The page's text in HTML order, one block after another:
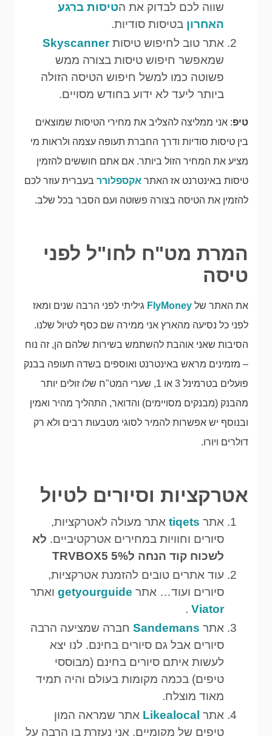
שווה לכם לבדוק את הטיסות ברגע
האחרון בטיסות סודיות.
אתר טוב לחיפוש טיסותSkyscanner
שמאפשר חיפוש טיסות בצורה ממש
פשוטה כמו למשל חיפוש הטיסה הזולה
ביותר ליעד לא ידוע בחודש מסויים.
טיפ: אני ממליצה להצליב את מחירי הטיסות שמוצאים
בין טיסות סודיות ודרך החברת תעופה עצמה ולראות מי
מציע את המחיר הזול ביותר. אם אתם חוששים להזמין
טיסות באינטרנט אז האתר אקספלורר בעברית עוזר לכם
להזמין את הטיסה בצורה פשוטה ועם הסבר בכל שלב.
המרת מט"ח לחו"ל לפני
טיסה
את האתר של FlyMoney גיליתי לפני הרבה שנים ומאז
לפני כל נסיעה מהארץ אני ממירה שם כסף לטיול שלנו.
הסיבות שאני אוהבת להשתמש בשירות שלהם הן, זה נוח
– מזמינים מראש באינטרנט ואוספים בשדה תעופה בבנק
פועלים בטרמינל 3 או 1, שערי המט"ח שלו זולים יותר
מהבנק (מבנקים מסויימים) והדואר, התהליך מהיר ואמין
ובנוסף יש אפשרות להמיר לסוגי מטבעות רבים ולא רק
דולרים ויורו.
אטרקציות וסיורים לטיול
אתר tiqets אתר מעולה לאטרקציות,
סיורים וחוויות במחירים אטרקטיביים. לא
לשכוח קוד הנחה ל5% TRVBOX5
עוד אתרים טובים להזמנת אטרקציות,
סיורים ועוד… אתר getyourguide ואתר
Viator
.
אתר Sandemans חברה שמציעה הרבה
סיורים אבל גם סיורים בחינם. לנו יצא
לעשות איתם סיורים בחינם (מבוססי
טיפים) בכמה מקומות בעולם והיה תמיד
מאוד מוצלח.
אתר Likealocal אתר שמראה המון
טיפים של מקומיים. אני נעזרת בו הרבה על